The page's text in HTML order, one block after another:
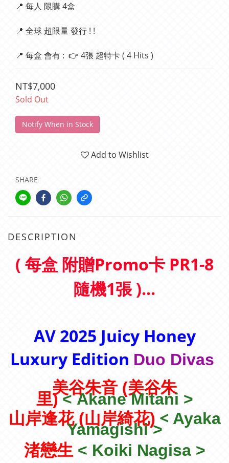
📍 每人 限購 4盒
📍 全球 超限量 發行 ! !
📍 每盒 會有 :  👉 4張 超特卡 ( 4 Hits )
NT$7,000
Sold Out
Notify When in Stock
Add to Wishlist
SHARE
DESCRIPTION
( 每盒 附贈Promo卡 PR1-8
隨機1張 )...
AV 2025 Juicy Honey
Luxury Edition Duo Divas
美谷朱音 (美谷朱
里) <Akane Mitani >
山岸逢花 (山岸綺花) < Ayaka
Yamagishi >
渚戀生 < Koiki Nagisa>